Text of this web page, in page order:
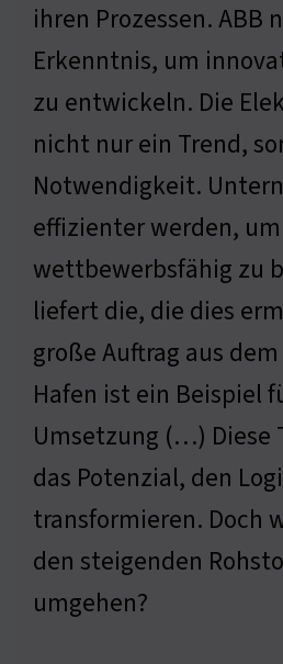
ihren Prozessen. ABB
Erkenntnis, um
zu entwickeln. Die
nicht nur ein Trend,
Notwendigkeit.
effizienter werden, um
wettbewerbsfähig zu
liefert die, die dies
große Auftrag aus
Hafen ist ein Beispiel
Umsetzung (…) Diese
das Potenzial, den
transformieren. Doch
den steigenden
umgehen?